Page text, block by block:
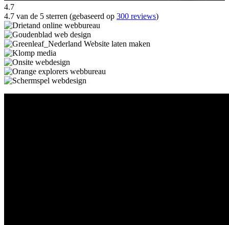
4.7
4.7 van de 5 sterren (gebaseerd op 300 reviews)